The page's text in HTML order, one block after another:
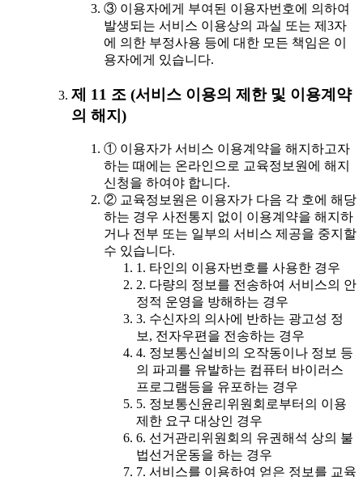
③ 이용자에게 부여된 이용자번호에 의하여
발생되는 서비스 이용상의 과실 또는 제3자
에 의한 부정사용 등에 대한 모든 책임은 이
용자에게 있습니다.
제 11 조 (서비스 이용의 제한 및 이용계약
의 해지)
① 이용자가 서비스 이용계약을 해지하고자
하는 때에는 온라인으로 교육정보원에 해지
신청을 하여야 합니다.
② 교육정보원은 이용자가 다음 각 호에 해당
하는 경우 사전통지 없이 이용계약을 해지하
거나 전부 또는 일부의 서비스 제공을 중지할
수 있습니다.
1. 타인의 이용자번호를 사용한 경우
2. 다량의 정보를 전송하여 서비스의 안
정적 운영을 방해하는 경우
3. 수신자의 의사에 반하는 광고성 정
보, 전자우편을 전송하는 경우
4. 정보통신설비의 오작동이나 정보 등
의 파괴를 유발하는 컴퓨터 바이러스
프로그램등을 유포하는 경우
5. 정보통신윤리위원회로부터의 이용
제한 요구 대상인 경우
6. 선거관리위원회의 유권해석 상의 불
법선거운동을 하는 경우
7. 서비스를 이용하여 얻은 정보를 교육